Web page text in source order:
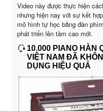
Video này được thực hiện
nhưng hiện nay với sự kết
mô hình tự học bằng đàn
phát triển lên tầm cao mới.
10.000 PIANO HÀN
VIỆT NAM ĐÃ
DỤNG HIỆU QUẢ